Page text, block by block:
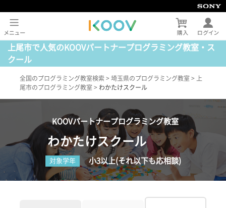
上尾市で人気のKOOVパートナープログラミング教室・ス
クール
全国のプログラミング教室検索 > 埼玉県のプログラミング教室 >
上
尾市のプログラミング教室 > わかたけスクール
KOOVパートナープログラミング教室
わかたけスクール
対象学年 小3以上(それ以下も応相談)